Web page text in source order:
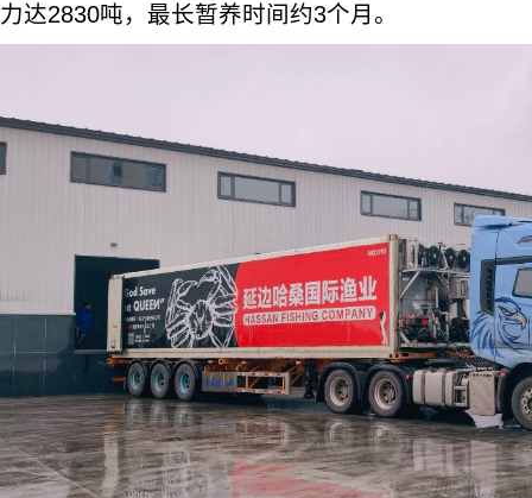
力达2830吨，最长暂养时间约3个月。